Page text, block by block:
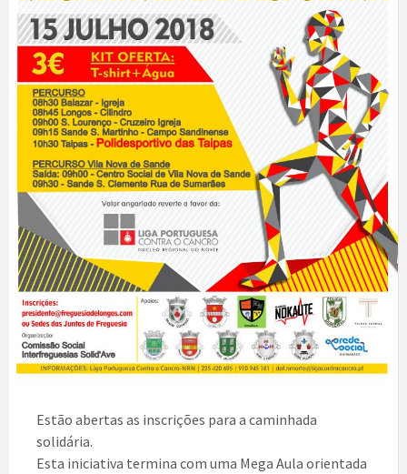
Estão abertas as inscrições para a caminhada
solidária.
Esta iniciativa termina com uma Mega Aula orientada